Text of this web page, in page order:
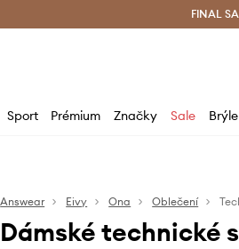
Doručení a vrácení zdarma (od
FINAL
Sport Prémium Značky Sale Brýle
Answear Eivy Ona Oblečení
Dámské technické